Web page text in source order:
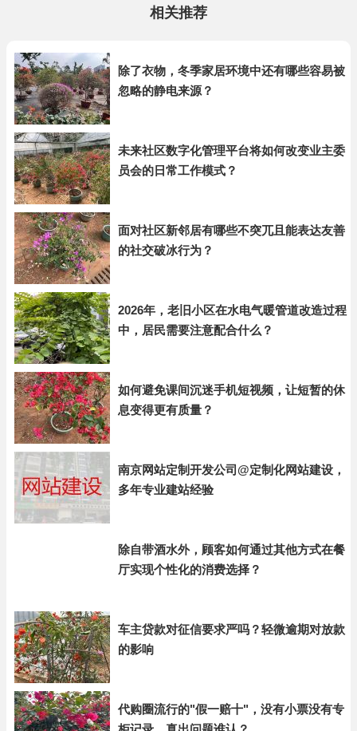
相关推荐
除了衣物，冬季家居环境中还有哪些容易被
忽略的静电来源？
未来社区数字化管理平台将如何改变业主委
员会的日常工作模式？
面对社区新邻居有哪些不突兀且能表达友善
的社交破冰行为？
2026年，老旧小区在水电气暖管道改造过程
中，居民需要注意配合什么？
如何避免课间沉迷手机短视频，让短暂的休
息变得更有质量？
南京网站定制开发公司@定制化网站建设，
多年专业建站经验
除自带酒水外，顾客如何通过其他方式在餐
厅实现个性化的消费选择？
车主贷款对征信要求严吗？轻微逾期对放款
的影响
代购圈流行的"假一赔十"，没有小票没有专